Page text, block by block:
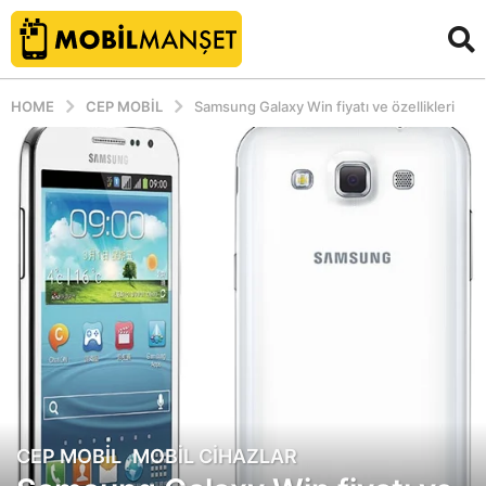
HOME CEP MOBIL Samsung Galaxy Win fiyatı ve özellikleri
1
CEP MOBIL ,MOBIL CIHAZLAR